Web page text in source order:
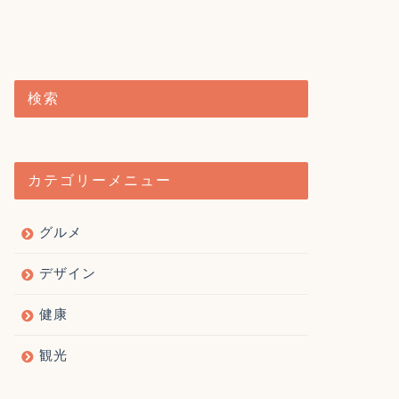
検索
カテゴリーメニュー
グルメ
デザイン
健康
観光